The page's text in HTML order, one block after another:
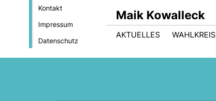
Kontakt
Impressum
Datenschutz
Maik Kowalleck
AKTUELLES WAHLKREIS